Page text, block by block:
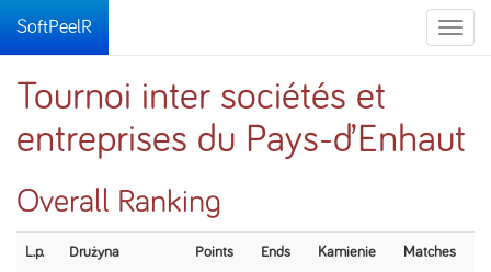
Toggle
SoftPeelR
Tournoi inter sociétés et
entreprises du Pays-d’Enhaut
Overall Ranking
L.p. Drużyna Points Ends Kamienie Matches